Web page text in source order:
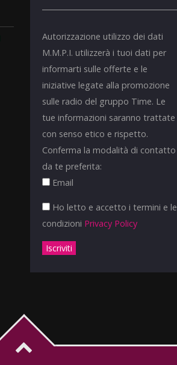
Autorizzazione utilizzo dei dati
M.M.P.I. utilizzerà i tuoi dati per
informarti sulle offerte e le
iniziative legate alla promozione
sulle radio del gruppo Time. Le
tue informazioni saranno trattate
con senso etico e rispetto.
Conferma la modalità di contatto
da te preferita:
Email
Ho letto e accetto i termini e le
condizioni Privacy Policy